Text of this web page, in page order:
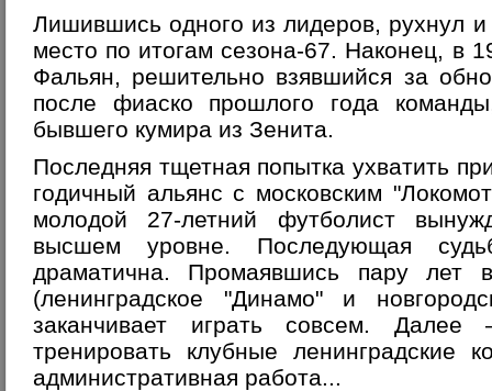
Лишившись одного из лидеров, рухнул
место по итогам сезона-67. Наконец, в
Фальян, решительно взявшийся за
после фиаско прошлого года
бывшего кумира из Зенита.
Последняя тщетная попытка ухватить
годичный альянс с московским
молодой 27-летний футболист
высшем уровне. Последующая
драматична. Промаявшись пару лет
(ленинградское "Динамо" и
заканчивает играть совсем.
тренировать клубные ленинградские
административная работа...